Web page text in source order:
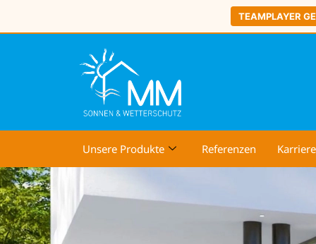
TEAMPLAYER
Unsere Produkte Referenzen Karriere